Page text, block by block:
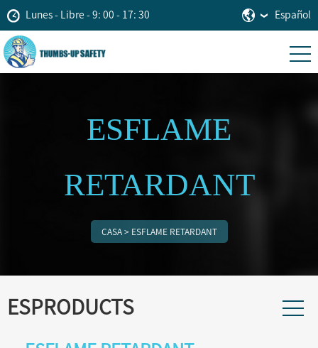
Lunes - Libre - 9: 00 - 17: 30 Español
ESFLAME
RETARDANT
CASA> ESFLAME RETARDANT
ESPRODUCTS